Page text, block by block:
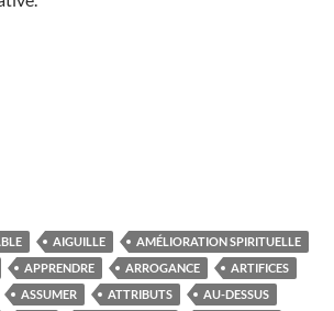
AIGUILLE
AMÉLIORATION SPIRITUELLE
APPRENDRE ARROGANCE
ARTIFICES
ASSUMER ATTRIBUTS
AU-DESSUS